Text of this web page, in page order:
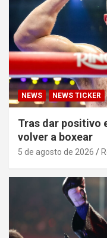
NEWS NEWS TICKER
Tras dar positivo
volver a boxear
5 de agosto de 2026